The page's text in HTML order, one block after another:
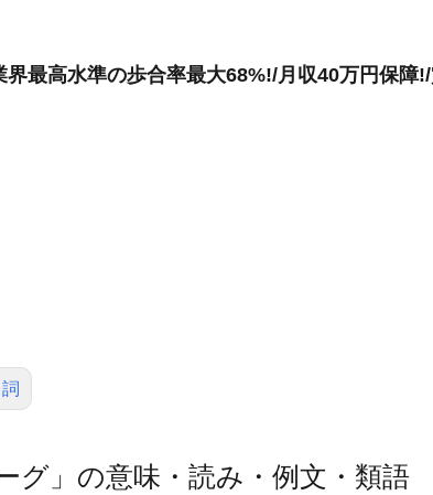
最高水準の歩合率最大68%!/月収40万円保障
グ」の意味・読み・例文・類語